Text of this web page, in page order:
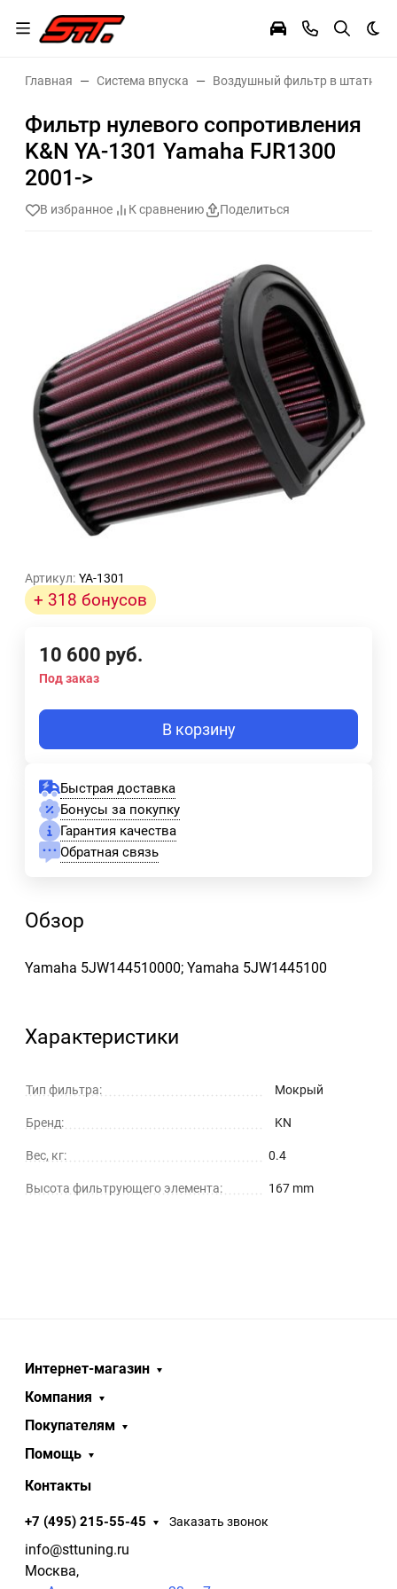
Главная Система впуска Воздушный фильтр в штатное
Фильтр нулевого сопротивления
K&N YA-1301 Yamaha FJR1300
2001->
В избранное К сравнению Поделиться
Артикул: YA-1301
+ 318 бонусов
10 600 руб.
Под заказ
В корзину
Быстрая доставка
Бонусы за покупку
Гарантия качества
Обратная связь
Обзор
Yamaha 5JW144510000; Yamaha 5JW1445100
Характеристики
Тип фильтра: Мокрый
Бренд: KN
Вес, кг: 0.4
Высота фильтрующего элемента: 167 mm
Интернет-магазин
Компания
Покупателям
Помощь
Контакты
+7 (495) 215-55-45 Заказать звонок
info@sttuning.ru
Москва,